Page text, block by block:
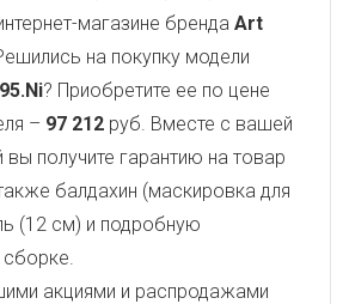
магазине бренда Art
на покупку модели
? Приобретите ее по цене
– 97 212 руб. Вместе с вашей
получите гарантию на товар
балдахин (маскировка для
(12 см) и подробную
сборке.
акциями и распродажами